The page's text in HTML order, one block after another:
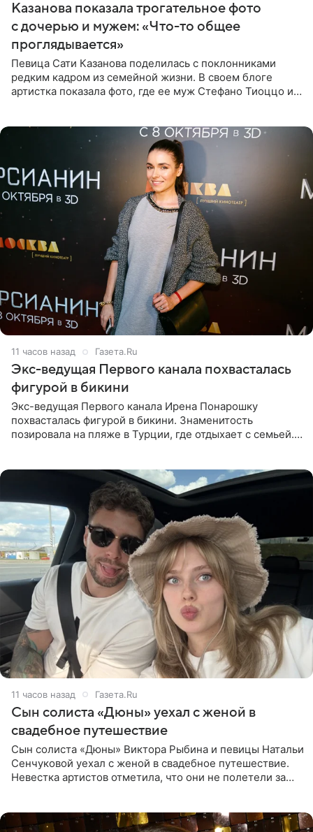
Казанова показала трогательное фото
с дочерью и мужем: «Что-то общее
проглядывается»
Певица Сати Казанова поделилась с поклонниками
редким кадром из семейной жизни. В своем блоге
артистка показала фото, где ее муж Стефано Тиоццо и
11 часов назад Газета.Ru
Экс-ведущая Первого канала похвасталась
фигурой в бикини
Экс-ведущая Первого канала Ирена Понарошку
похвасталась фигурой в бикини. Знаменитость
позировала на пляже в Турции, где отдыхает с семьей.
11 часов назад Газета.Ru
Сын солиста «Дюны» уехал с женой в
свадебное путешествие
Сын солиста «Дюны» Виктора Рыбина и певицы Натальи
Сенчуковой уехал с женой в свадебное путешествие.
Невестка артистов отметила, что они не полетели за